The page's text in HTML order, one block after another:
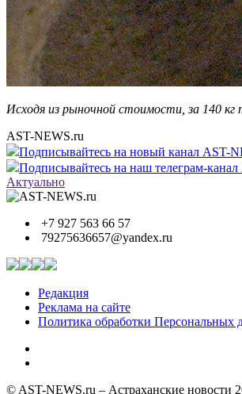
Исходя из рыночной стоимости, за 140
AST-NEWS.ru
Подписывайтесь на новый канал AST-
Подписывайтесь на наш телеграм-
Актуально
+7 927 563 66 57
79275636657@yandex.ru
Редакция
Реклама на сайте
Политика обработки Персональных
© AST-NEWS.ru – Астраханские новости